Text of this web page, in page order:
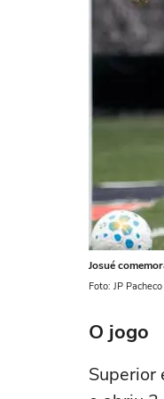
Josué
Foto: JP
O jogo
Superior